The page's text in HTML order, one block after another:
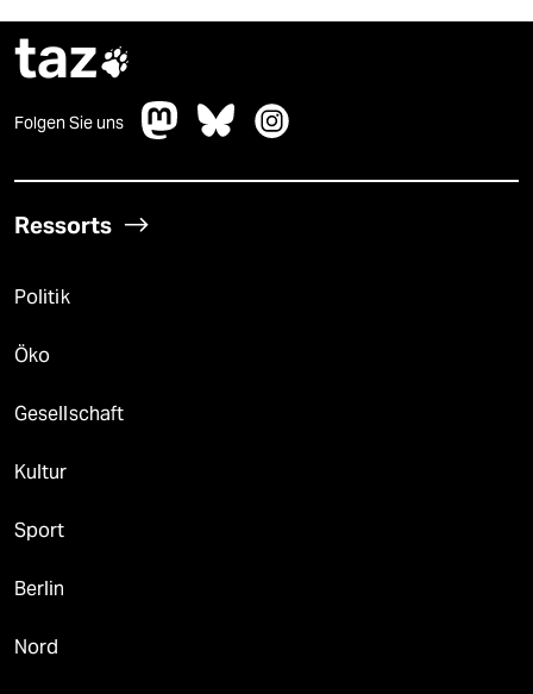
taz
Folgen Sie uns
Ressorts
Politik
Öko
Gesellschaft
Kultur
Sport
Berlin
Nord